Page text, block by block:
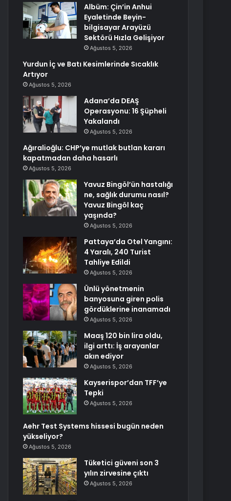
Albüm: Çin’in Anhui
Eyaletinde Beyin-
bilgisayar Arayüzü
Sektörü Hızla Gelişiyor
Ağustos 5, 2026
Yurdun İç ve Batı Kesimlerinde Sıcaklık
Artıyor
Ağustos 5, 2026
Adana’da DEAŞ
Operasyonu: 16 Şüpheli
Yakalandı
Ağustos 5, 2026
Ağıralioğlu: CHP’ye mutlak butlan kararı
kapatmadan daha hasarlı
Ağustos 5, 2026
Yavuz Bingöl’ün hastalığı
ne, sağlık durumu nasıl?
Yavuz Bingöl kaç
yaşında?
Ağustos 5, 2026
Pattaya’da Otel Yangını:
4 Yaralı, 240 Turist
Tahliye Edildi
Ağustos 5, 2026
Ünlü yönetmenin
banyosuna giren polis
gördüklerine inanamadı
Ağustos 5, 2026
Maaş 120 bin lira oldu,
ilgi arttı: İş arayanlar
akın ediyor
Ağustos 5, 2026
Kayserispor’dan TFF’ye
Tepki
Ağustos 5, 2026
Aehr Test Systems hissesi bugün neden
yükseliyor?
Ağustos 5, 2026
Tüketici güveni son 3
yılın zirvesine çıktı
Ağustos 5, 2026